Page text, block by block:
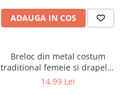
ADAUGA IN COS
Breloc din metal costum
traditional femeie si drapelul
Romaniei 9 cm
14,99 Lei